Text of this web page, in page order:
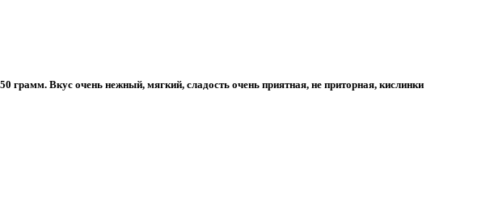
Вкус очень нежный, мягкий, сладость очень приятная, не приторная, кислинки